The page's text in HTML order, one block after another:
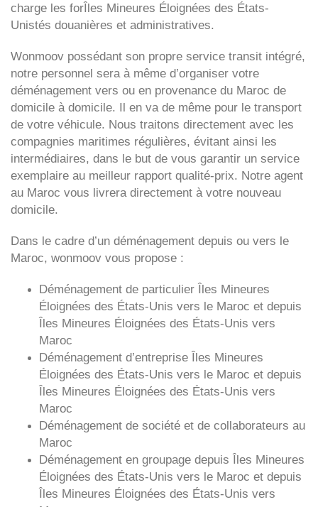
charge les forÎles Mineures Éloignées des États-
Unistés douanières et administratives.
Wonmoov possédant son propre service transit intégré,
notre personnel sera à même d’organiser votre
déménagement vers ou en provenance du Maroc de
domicile à domicile. Il en va de même pour le transport
de votre véhicule. Nous traitons directement avec les
compagnies maritimes régulières, évitant ainsi les
intermédiaires, dans le but de vous garantir un service
exemplaire au meilleur rapport qualité-prix. Notre agent
au Maroc vous livrera directement à votre nouveau
domicile.
Dans le cadre d’un déménagement depuis ou vers le
Maroc, wonmoov vous propose :
Déménagement de particulier Îles Mineures
Éloignées des États-Unis vers le Maroc et depuis
Îles Mineures Éloignées des États-Unis vers
Maroc
Déménagement d’entreprise Îles Mineures
Éloignées des États-Unis vers le Maroc et depuis
Îles Mineures Éloignées des États-Unis vers
Maroc
Déménagement de société et de collaborateurs au
Maroc
Déménagement en groupage depuis Îles Mineures
Éloignées des États-Unis vers le Maroc et depuis
Îles Mineures Éloignées des États-Unis vers